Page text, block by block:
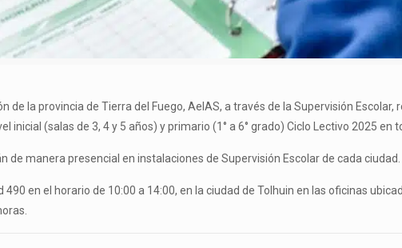
de la provincia de Tierra del Fuego, AeIAS, a través de la Supervisión
inicial (salas de 3, 4 y 5 años) y primario (1° a 6° grado) Ciclo Lectivo 2025 en
de manera presencial en instalaciones de Supervisión Escolar de cada ciudad.
490 en el horario de 10:00 a 14:00, en la ciudad de Tolhuin en las oficinas